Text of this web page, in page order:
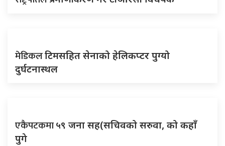
मेडिकलटिमसहित सेनाको हेलिकप्टर पुग्यो
दुर्घटनास्थल
एकैपटकमा५९ जना सह(सचिवको सरुवा, को कहाँ
पुगे